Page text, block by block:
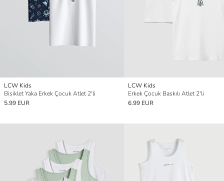
LCW Kids
Bisiklet Yaka Erkek Çocuk Atlet 2'li
5.99 EUR
LCW Kids
Erkek Çocuk Baskılı Atlet 2'li
6.99 EUR